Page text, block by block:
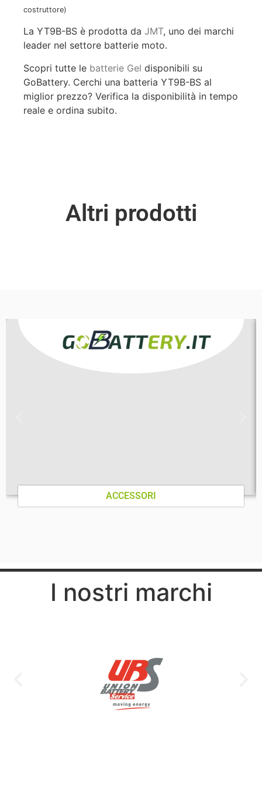
costruttore)
La YT9B-BS è prodotta da JMT, uno dei marchi
leader nel settore batterie moto.
Scopri tutte le batterie Gel disponibili su
GoBattery. Cerchi una batteria YT9B-BS al
miglior prezzo? Verifica la disponibilità in tempo
reale e ordina subito.
Altri prodotti
ACCESSORI
I nostri marchi